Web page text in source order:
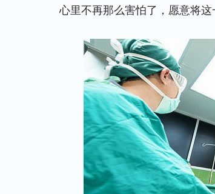
心里不再那么害怕了，愿意将这